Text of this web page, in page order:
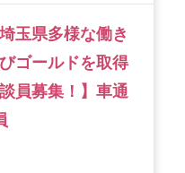
玉県多様な働き
ゴールドを取得
員募集！】車通